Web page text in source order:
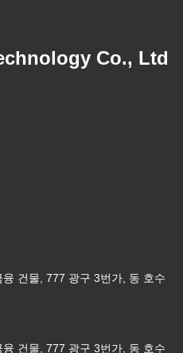
Co., Ltd
건물, 777 광구 3번가, 동 호수
건물, 777 광구 3번가, 동 호수